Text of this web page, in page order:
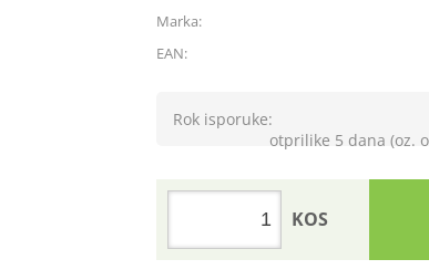
Marka:
EAN:
Rok isporuke:
otprilike 5 dana (oz.
KOS